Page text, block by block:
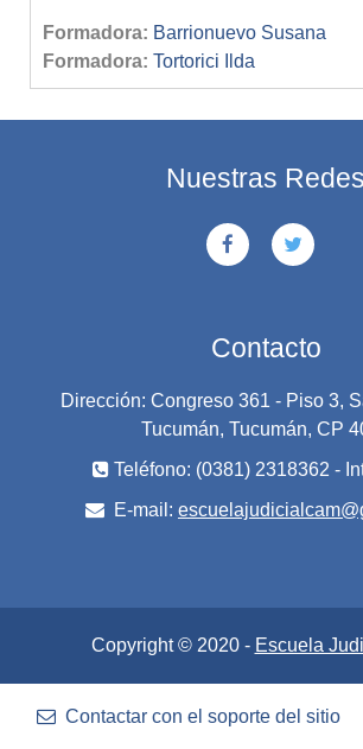
El cupo máximo de alumnos
es de 10 (diez)
Una vez completado el cupo deberá
rendir en otro turno.-SIN
Formadora: Barrionuevo Susana
Formadora: Tortorici Ilda
Nuestras Redes
Contacto
Dirección: Congreso 361 - Piso 3,
Tucumán, Tucumán, CP
Teléfono: (0381) 2318362 -
E-mail:
Copyright © 2020 - Escuela
Contactar con el soporte del sitio